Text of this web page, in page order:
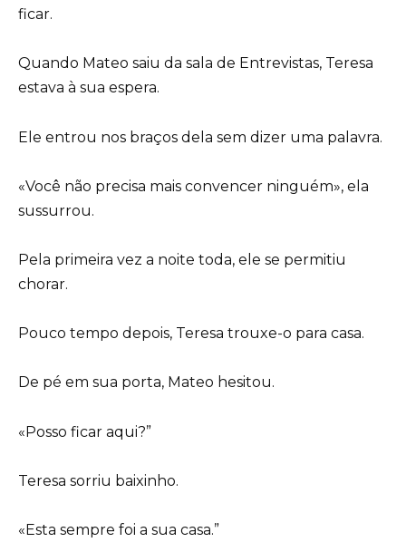
ficar.
Quando Mateo saiu da sala de Entrevistas, Teresa
estava à sua espera.
Ele entrou nos braços dela sem dizer uma palavra.
«Você não precisa mais convencer ninguém», ela
sussurrou.
Pela primeira vez a noite toda, ele se permitiu
chorar.
Pouco tempo depois, Teresa trouxe-o para casa.
De pé em sua porta, Mateo hesitou.
«Posso ficar aqui?”
Teresa sorriu baixinho.
«Esta sempre foi a sua casa.”